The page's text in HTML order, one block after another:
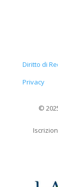
Diritto di
Privacy
©